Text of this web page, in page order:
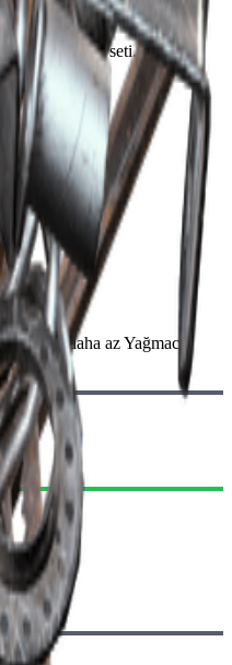
bir alet seti.
-100 daha azYağmacı